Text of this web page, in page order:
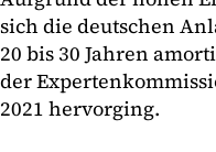
sich die deutschen
20 bis 30 Jahren
der
2021 hervorging.